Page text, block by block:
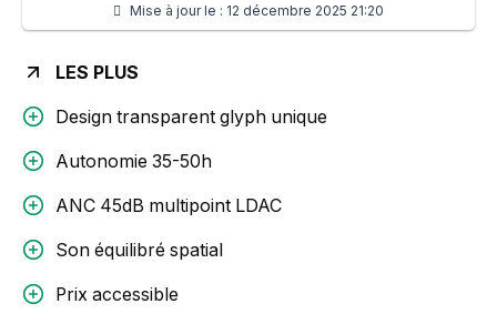
Mise à jour le : 12 décembre 2025 21:20
LES PLUS
Design transparent glyph unique
Autonomie 35-50h
ANC 45dB multipoint LDAC
Son équilibré spatial
Prix accessible